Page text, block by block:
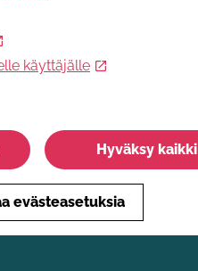
Kivistössä 3.-7.8.2026 klo
käyttäjälle
Hyväksy kaikki
evästeasetuksia